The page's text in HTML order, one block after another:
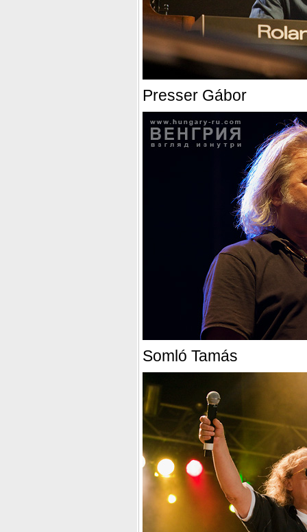
Presser Gábor
Somló Tamás